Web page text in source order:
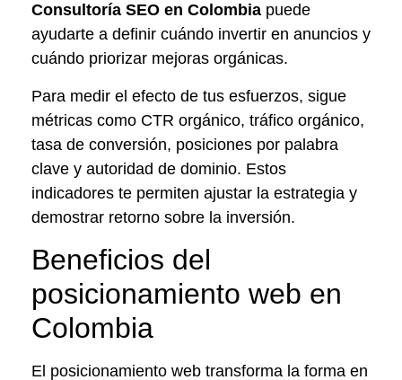
Consultoría SEO en Colombia puede
ayudarte a definir cuándo invertir en anuncios y
cuándo priorizar mejoras orgánicas.
Para medir el efecto de tus esfuerzos, sigue
métricas como CTR orgánico, tráfico orgánico,
tasa de conversión, posiciones por palabra
clave y autoridad de dominio. Estos
indicadores te permiten ajustar la estrategia y
demostrar retorno sobre la inversión.
Beneficios del
posicionamiento web en
Colombia
El posicionamiento web transforma la forma en